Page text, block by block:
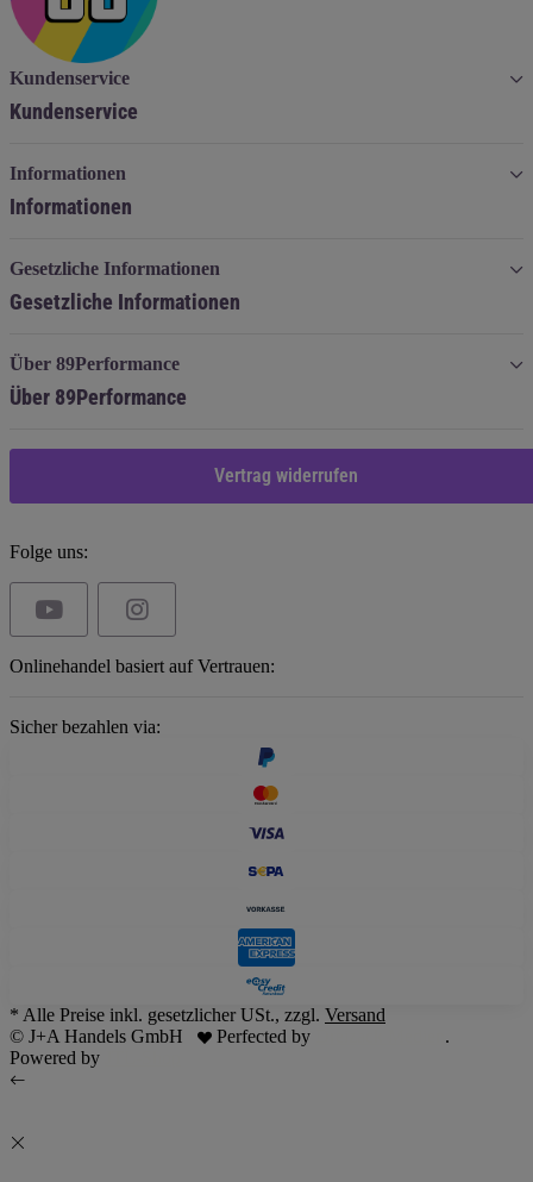
Kundenservice
Kundenservice
Informationen
Informationen
Gesetzliche Informationen
Gesetzliche Informationen
Über 89Performance
Über 89Performance
Vertrag widerrufen
Folge uns:
Onlinehandel basiert auf Vertrauen:
Sicher bezahlen via:
* Alle Preise inkl. gesetzlicher USt., zzgl. Versand
© J+A Handels GmbH
Perfected by
.
Powered by